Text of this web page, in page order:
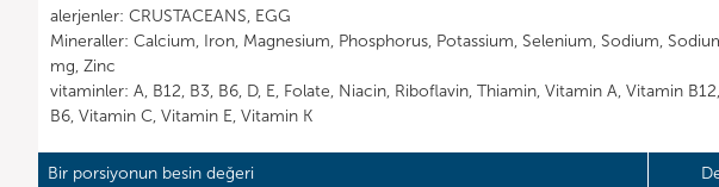
alerjenler: CRUSTACEANS, EGG
Mineraller: Calcium, Iron, Magnesium, Phosphorus, Potassium, Selenium, Sodium,
mg, Zinc
vitaminler: A, B12, B3, B6, D, E, Folate, Niacin, Riboflavin, Thiamin, Vitamin A, Vitamin
B6, Vitamin C, Vitamin E, Vitamin K
Bir porsiyonun besin değeri